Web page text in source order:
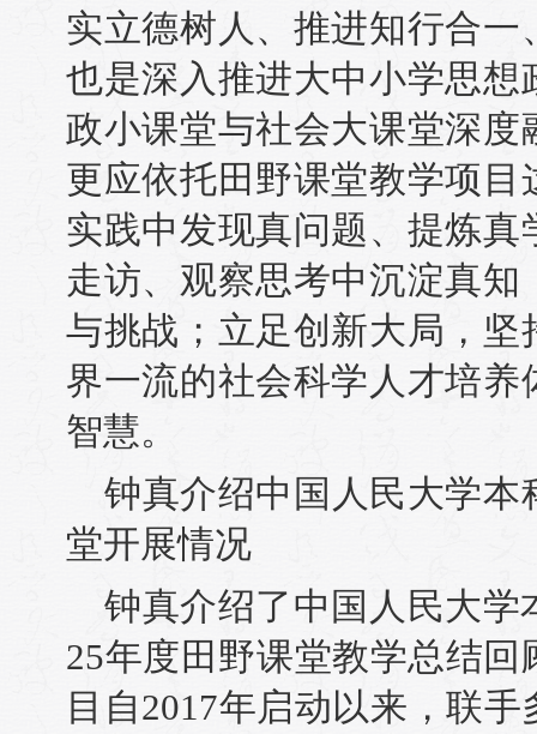
实立德树人、推进知行合
也是深入推进大中小学思
政小课堂与社会大课堂深
更应依托田野课堂教学项
实践中发现真问题、提炼
走访、观察思考中沉淀真
与挑战；立足创新大局，
界一流的社会科学人才培
智慧。
钟真介绍中国人民大学
堂开展情况
钟真介绍了中国人民大学
25年度田野课堂教学总结
目自2017年启动以来，联